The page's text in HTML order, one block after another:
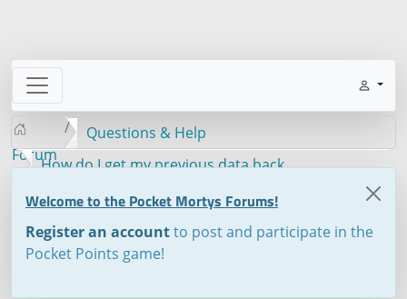
Forum
Questions & Help
How do I get my previous data back
Welcome to the Pocket Mortys Forums!
Register an accountto post and participate in the
Pocket Points game!